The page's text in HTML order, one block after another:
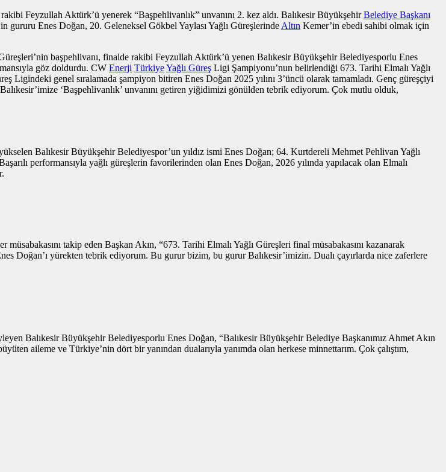
Feyzullah Aktürk’ü yenerek “Başpehlivanlık” unvanını 2. kez aldı. Balıkesir BüyükşehirBelediye Başkanı
Enes Doğan, 20. Geleneksel Gökbel Yaylası Yağlı Güreşlerinde Altın Kemer’in ebedi sahibi olmak için
Güreşleri’nin başpehlivanı, finalde rakibi Feyzullah Aktürk’ü yenen Balıkesir Büyükşehir Belediyesporlu Enes
göz doldurdu. CW Enerji TürkiyeYağlı Güreş Ligi Şampiyonu’nun belirlendiği 673. Tarihi Elmalı Yağlı
Ligindeki genel sıralamada şampiyon bitiren Enes Doğan 2025 yılını 3’üncü olarak tamamladı. Genç güreşçiyi
‘Başpehlivanlık’ unvanını getiren yiğidimizi gönülden tebrik ediyorum. Çok mutlu olduk,
Balıkesir Büyükşehir Belediyespor’un yıldız ismi Enes Doğan; 64. Kurtdereli Mehmet Pehlivan Yağlı
performansıyla yağlı güreşlerin favorilerinden olan Enes Doğan, 2026 yılında yapılacak olan Elmalı
takip eden Başkan Akın, “673. Tarihi Elmalı Yağlı Güreşleri final müsabakasını kazanarak
Doğan’ı yürekten tebrik ediyorum. Bu gurur bizim, bu gurur Balıkesir’imizin. Dualı çayırlarda nice zaferlere
Balıkesir Büyükşehir Belediyesporlu Enes Doğan, “Balıkesir Büyükşehir Belediye Başkanımız Ahmet Akın
aileme ve Türkiye’nin dört bir yanından dualarıyla yanımda olan herkese minnettarım. Çok çalıştım,